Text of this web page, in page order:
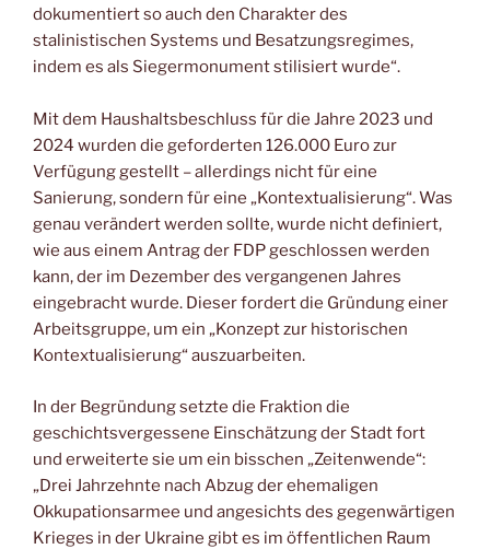
dokumentiert so auch den Charakter des
stalinistischen Systems und Besatzungsregimes,
indem es als Siegermonument stilisiert wurde“.
Mit dem Haushaltsbeschluss für die Jahre 2023 und
2024 wurden die geforderten 126.000 Euro zur
Verfügung gestellt – allerdings nicht für eine
Sanierung, sondern für eine „Kontextualisierung“. Was
genau verändert werden sollte, wurde nicht definiert,
wie aus einem Antrag der FDP geschlossen werden
kann, der im Dezember des vergangenen Jahres
eingebracht wurde. Dieser fordert die Gründung einer
Arbeitsgruppe, um ein „Konzept zur historischen
Kontextualisierung“ auszuarbeiten.
In der Begründung setzte die Fraktion die
geschichtsvergessene Einschätzung der Stadt fort
und erweiterte sie um ein bisschen „Zeitenwende“:
„Drei Jahrzehnte nach Abzug der ehemaligen
Okkupationsarmee und angesichts des gegenwärtigen
Krieges in der Ukraine gibt es im öffentlichen Raum